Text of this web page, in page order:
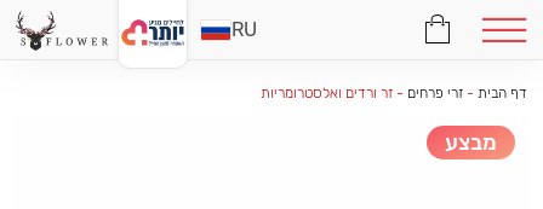
דף הבית - זרי פרחים - זר ורדים ואלסטרומריות
מבצע
RU